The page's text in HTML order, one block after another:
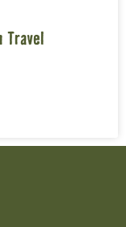
Travel